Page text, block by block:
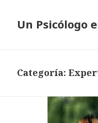
Un Psicólogo
Categoría: